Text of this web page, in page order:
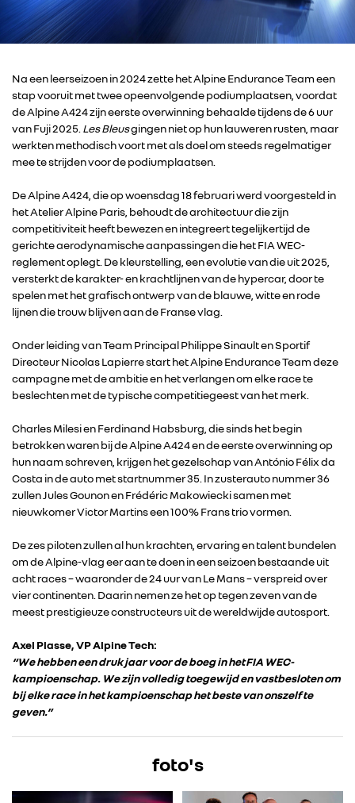
RENAULT
DACIA
ALPINE
ALLIANCE
FOTO’S & VIDEO’S
IN DE MEDIA
CONTACT
Na een leerseizoen in 2024 zette het Alpine Endurance Team een
stap vooruit met twee opeenvolgende podiumplaatsen, voordat
de Alpine A424 zijn eerste overwinning behaalde tijdens de 6 uur
van Fuji 2025. Les Bleusgingen niet op hun lauweren rusten, maar
werkten methodisch voort met als doel om steeds regelmatiger
mee te strijden voor de podiumplaatsen.
De Alpine A424, die op woensdag 18 februari werd voorgesteld in
het Atelier Alpine Paris, behoudt de architectuur die zijn
competitiviteit heeft bewezen en integreert tegelijkertijd de
gerichte aerodynamische aanpassingen die het FIA WEC-
reglement oplegt. De kleurstelling, een evolutie van die uit 2025,
versterkt de karakter- en krachtlijnen van de hypercar, door te
spelen met het grafisch ontwerp van de blauwe, witte en rode
lijnen die trouw blijven aan de Franse vlag.
Onder leiding van Team Principal Philippe Sinault en Sportif
Directeur Nicolas Lapierre start het Alpine Endurance Team deze
campagne met de ambitie en het verlangen om elke race te
beslechten met de typische competitiegeest van het merk.
Charles Milesi en Ferdinand Habsburg, die sinds het begin
betrokken waren bij de Alpine A424 en de eerste overwinning op
hun naam schreven, krijgen het gezelschap van António Félix da
Costa in de auto met startnummer 35. In zusterauto nummer 36
zullen Jules Gounon en Frédéric Makowiecki samen met
nieuwkomer Victor Martins een 100% Frans trio vormen.
De zes piloten zullen al hun krachten, ervaring en talent bundelen
om de Alpine-vlag eer aan te doen in een seizoen bestaande uit
acht races – waaronder de 24 uur van Le Mans – verspreid over
vier continenten. Daarin nemen ze het op tegen zeven van de
meest prestigieuze constructeurs uit de wereldwijde autosport.
Axel Plasse, VP Alpine Tech:
“We hebben een druk jaar voor de boeg in het FIA WEC-
kampioenschap. We zijn volledig toegewijd en vastbesloten om
bij elke race in het kampioenschap het beste van onszelf te
geven.”
foto's